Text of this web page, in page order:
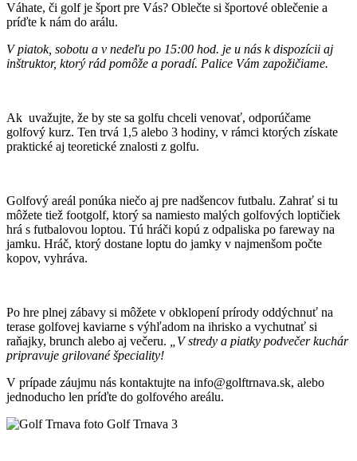
Váhate, či golf je šport pre Vás? Oblečte si športové oblečenie a
príďte k nám do arálu.
V piatok, sobotu a v nedeľu po 15:00 hod. je u nás k dispozícii aj
inštruktor, ktorý rád pomôže a poradí. Palice Vám zapožičiame.
Ak uvažujte, že by ste sa golfu chceli venovať, odporúčame
golfový kurz. Ten trvá 1,5 alebo 3 hodiny, v rámci ktorých získate
praktické aj teoretické znalosti z golfu.
Golfový areál ponúka niečo aj pre nadšencov futbalu. Zahrať si tu
môžete tiež footgolf, ktorý sa namiesto malých golfových loptičiek
hrá s futbalovou loptou. Tú hráči kopú z odpaliska po fareway na
jamku. Hráč, ktorý dostane loptu do jamky v najmenšom počte
kopov, vyhráva.
Po hre plnej zábavy si môžete v obklopení prírody oddýchnuť na
terase golfovej kaviarne s výhľadom na ihrisko a vychutnať si
raňajky, brunch alebo aj večeru.
V stredy a piatky podvečer kuchár
pripravuje grilované špeciality!
V prípade záujmu nás kontaktujte na info@golftrnava.sk, alebo
jednoducho len príďte do golfového areálu.